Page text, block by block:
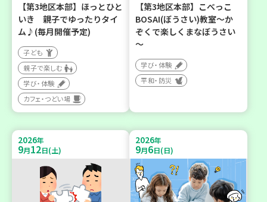
【第3地区本部】ほっとひと
いき 親子でゆったりタイ
ム♪(毎月開催予定)
子ども
親子で楽しむ
学び・体験
カフェ・つどい場
【第3地区本部】こべっこ
BOSAI(ぼうさい)教室～か
ぞくで楽しくまなぼうさい
～
学び・体験
平和・防災
2026年
9月12日(土)
2026年
9月6日(日)